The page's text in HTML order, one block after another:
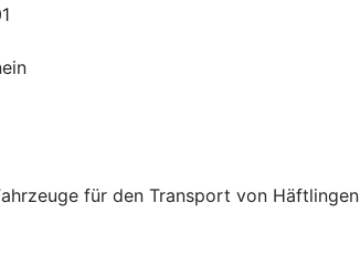
für den Transport von Häftlingen